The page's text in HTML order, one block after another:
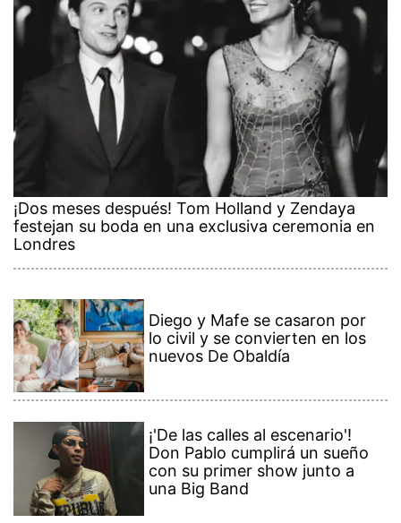
¡Dos meses después! Tom Holland y Zendaya
festejan su boda en una exclusiva ceremonia en
Londres
Diego y Mafe se casaron por
lo civil y se convierten en los
nuevos De Obaldía
¡'De las calles al escenario'!
Don Pablo cumplirá un sueño
con su primer show junto a
una Big Band